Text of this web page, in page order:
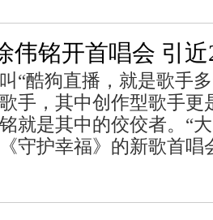
伟铭开首唱会 引
“酷狗直播，就是歌手
手，其中创作型歌手更
就是其中的佼佼者。“
守护幸福》的新歌首唱